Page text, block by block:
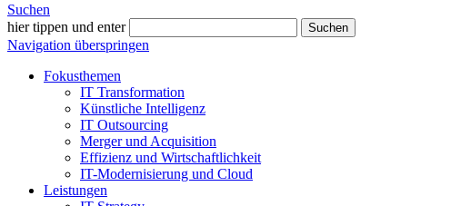
Suchen
hier tippen und enter
Suchen
Navigation überspringen
Fokusthemen
IT Transformation
Künstliche Intelligenz
IT Outsourcing
Merger und Acquisition
Effizienz und Wirtschaftlichkeit
IT-Modernisierung und Cloud
Leistungen